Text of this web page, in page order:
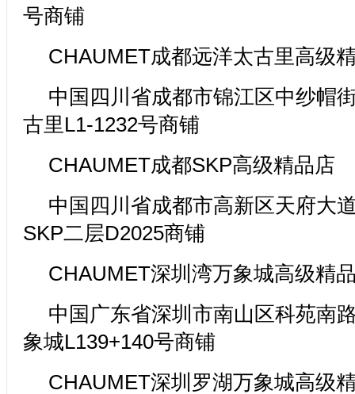
号商铺
CHAUMET成都远洋太古里高级
中国四川省成都市锦江区中纱帽
古里L1-1232号商铺
CHAUMET成都SKP高级精品店
中国四川省成都市高新区天府大
SKP二层D2025商铺
CHAUMET深圳湾万象城高级精
中国广东省深圳市南山区科苑南
象城L139+140号商铺
CHAUMET深圳罗湖万象城高级